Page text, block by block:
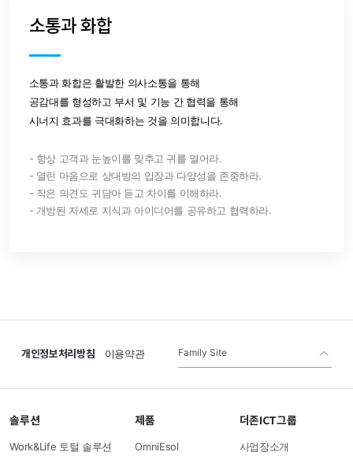
소통과 화합
소통과 화합은 활발한 의사소통을 통해
공감대를 형성하고 부서 및 기능 간 협력을 통해
시너지 효과를 극대화하는 것을 의미합니다.
- 항상 고객과 눈높이를 맞추고 귀를 열어라.
- 열린 마음으로 상대방의 입장과 다양성을 존중하라.
- 작은 의견도 귀담아 듣고 차이를 이해하라.
- 개방된 자세로 지식과 아이디어를 공유하고 협력하라.
개인정보처리방침 이용약관 Family Site
솔루션
Work&Life 토털 솔루션
제품
OmniEsol
더존ICT그룹
사업장소개